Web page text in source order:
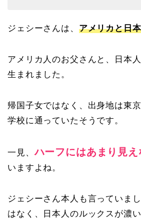
ジェシーさんは、 アメリカと日
アメリカ人のお父さんと、日本
生まれました。
帰国子女ではなく、出身地は東
学校に通っていたそうです。
一見、ハーフにはあまり見え
いますよね。
ジェシーさん本人も言っていま
はなく、日本人のルックスが濃